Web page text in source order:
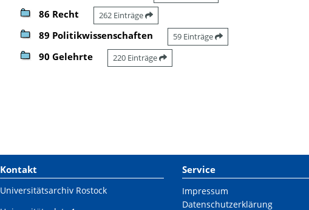
86 Recht 262 Einträge
89 Politikwissenschaften 59 Einträge
90 Gelehrte 220 Einträge
Kontakt
Universitätsarchiv Rostock
Service
Impressum
Datenschutzerklärung